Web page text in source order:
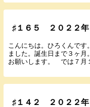
♯１６５ ２０２２
こんにちは。ひろくんで
ました。誕生日まで３ヶ
お願いします。 では７月
♯１４２ ２０２２